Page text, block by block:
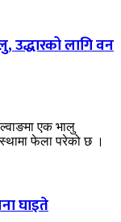
उद्धारको लागि वन
एक भालु
फेला परेको छ ।
घाइते